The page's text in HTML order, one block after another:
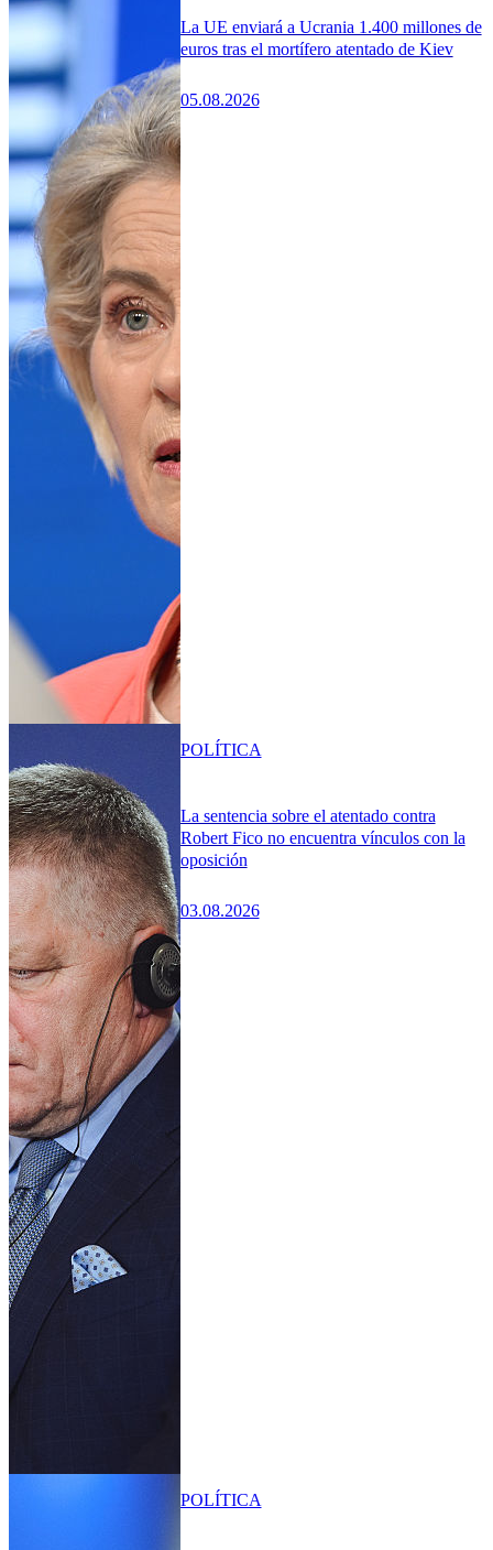
La UE enviará a Ucrania 1.400 millones de
euros tras el mortífero atentado de Kiev
05.08.2026
La sentencia sobre el atentado contra
Robert Fico no encuentra vínculos con la
oposición
03.08.2026
POLÍTICA
POLÍTICA